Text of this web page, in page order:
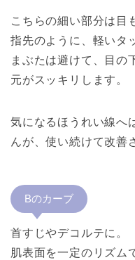
こちらの細い部分は目
指先のように、軽いタ
まぶたは避けて、目の
元がスッキリします。
気になるほうれい線へ
んが、使い続けて改善
Bのカーブ
首すじやデコルテに。
肌表面を一定のリズム